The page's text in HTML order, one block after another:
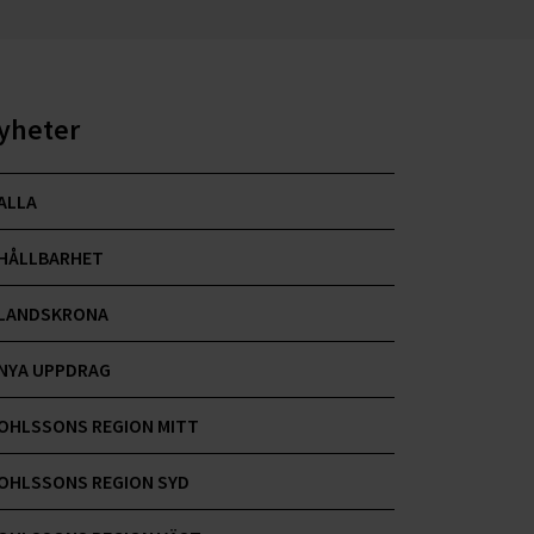
UPPDRAG
REGION MITT
REGION SYD